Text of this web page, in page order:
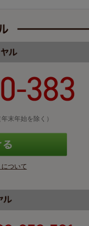
末年始を除く）
ついて